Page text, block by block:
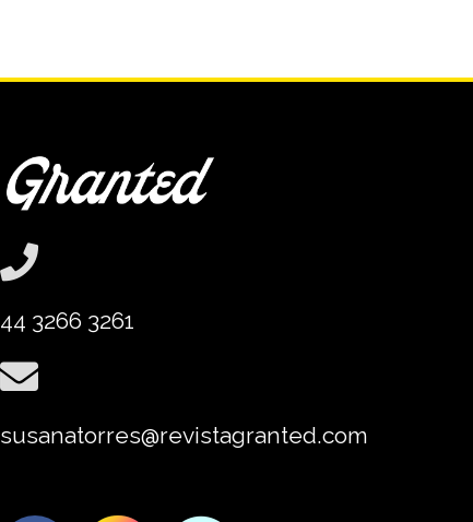
44 3266 3261
susanatorres@revistagranted.com